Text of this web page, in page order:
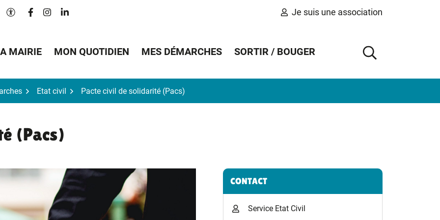
Paramètres d'accessibilité
Lien vers le compte Facebook
Lien vers le compte Instagram
Lien vers le compte Linkedin Je suis une association
MAIRIE MON QUOTIDIEN MES DÉMARCHES SORTIR / BOUGER
AFFICHER
Etat civil Pacte civil de solidarité (Pacs)
(Pacs)
Informations complémentaires
CONTACT
Service Etat Civil